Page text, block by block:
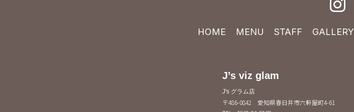
HOME MENU STAFF GALLERY
J’s viz glam
J's グラム店
〒486-0842 愛知県春日井市六軒屋町4-61